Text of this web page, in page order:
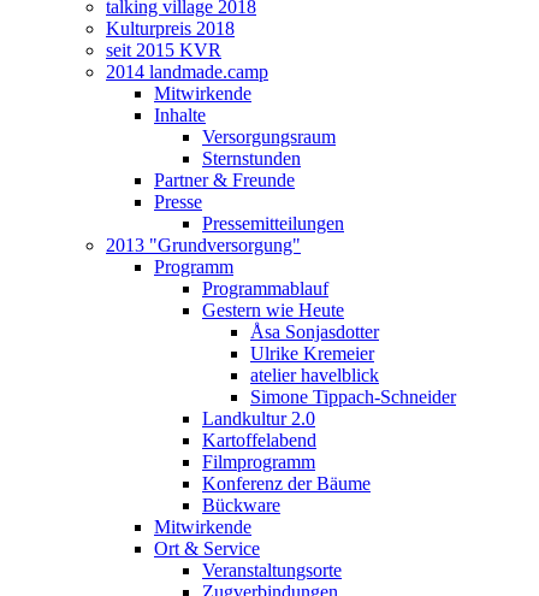
talking village 2018
Kulturpreis 2018
seit 2015 KVR
2014 landmade.camp
Mitwirkende
Inhalte
Versorgungsraum
Sternstunden
Partner & Freunde
Presse
Pressemitteilungen
2013 "Grundversorgung"
Programm
Programmablauf
Gestern wie Heute
Åsa Sonjasdotter
Ulrike Kremeier
atelier havelblick
Simone Tippach-Schneider
Landkultur 2.0
Kartoffelabend
Filmprogramm
Konferenz der Bäume
Bückware
Mitwirkende
Ort & Service
Veranstaltungsorte
Zugverbindungen